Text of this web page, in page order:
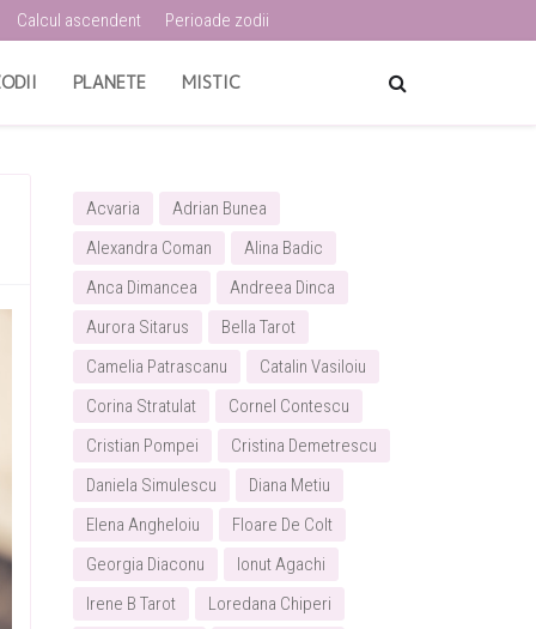
Calcul ascendent Perioade zodii
PLANETE MISTIC
Acvaria
Adrian Bunea
Alexandra Coman
Alina Badic
Anca Dimancea
Andreea Dinca
Aurora Sitarus
Bella Tarot
Camelia Patrascanu
Catalin Vasiloiu
Corina Stratulat
Cornel Contescu
Cristian Pompei
Cristina Demetrescu
Daniela Simulescu
Diana Metiu
Elena Angheloiu
Floare De Colt
Georgia Diaconu
Ionut Agachi
Irene B Tarot
Loredana Chiperi